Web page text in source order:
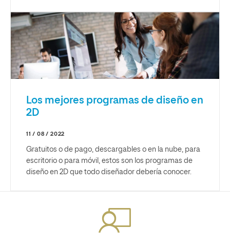
Los mejores programas de diseño en
2D
11 / 08 / 2022
Gratuitos o de pago, descargables o en la nube, para
escritorio o para móvil, estos son los programas de
diseño en 2D que todo diseñador debería conocer.